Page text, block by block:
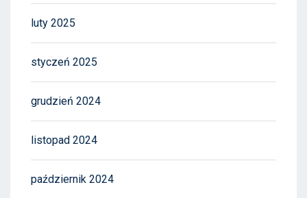
luty 2025
styczeń 2025
grudzień 2024
listopad 2024
październik 2024